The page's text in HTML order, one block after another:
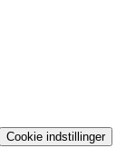
Cookie indstillinger